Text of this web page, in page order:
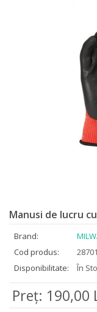
Manusi de lucru
Brand:
Cod produs:
28701
Disponibilitate:
În
Preţ: 190,00